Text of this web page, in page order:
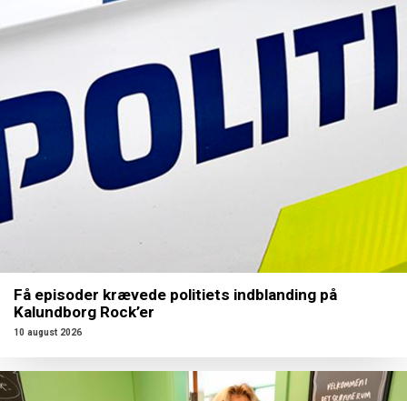
Få episoder krævede politiets indblanding på
Kalundborg Rock’er
10 august 2026